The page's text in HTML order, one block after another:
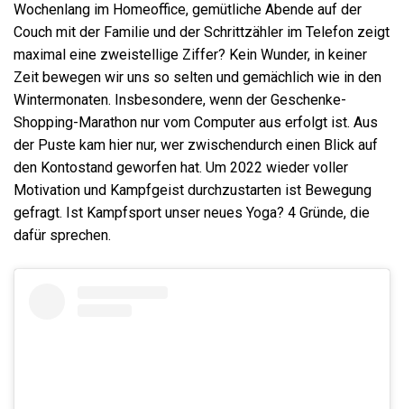
Wochenlang im Homeoffice, gemütliche Abende auf der
Couch mit der Familie und der Schrittzähler im Telefon zeigt
maximal eine zweistellige Ziffer? Kein Wunder, in keiner
Zeit bewegen wir uns so selten und gemächlich wie in den
Wintermonaten. Insbesondere, wenn der Geschenke-
Shopping-Marathon nur vom Computer aus erfolgt ist. Aus
der Puste kam hier nur, wer zwischendurch einen Blick auf
den Kontostand geworfen hat. Um 2022 wieder voller
Motivation und Kampfgeist durchzustarten ist Bewegung
gefragt. Ist Kampfsport unser neues Yoga? 4 Gründe, die
dafür sprechen.